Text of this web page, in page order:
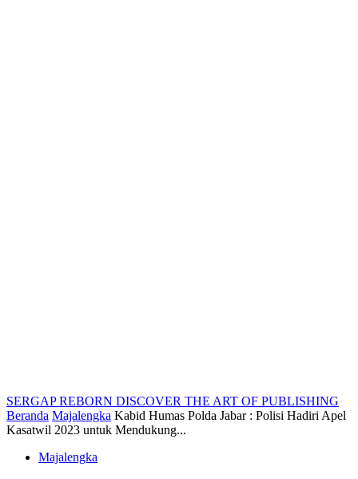
SERGAP REBORN DISCOVER THE ART OF PUBLISHING
Beranda Majalengka Kabid Humas Polda Jabar : Polisi Hadiri Apel
Kasatwil 2023 untuk Mendukung...
Majalengka